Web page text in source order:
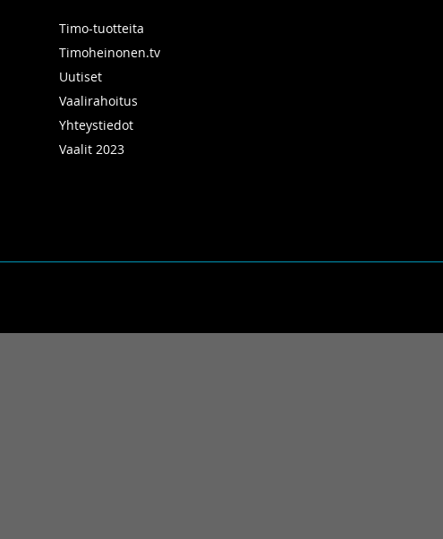
Timo-tuotteita
Timoheinonen.tv
Uutiset
Vaalirahoitus
Yhteystiedot
Vaalit 2023